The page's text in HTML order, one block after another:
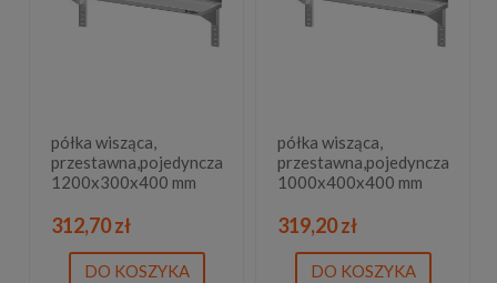
półka wisząca,
przestawna,pojedyncza
1200x300x400 mm
312,70 zł
DO KOSZYKA
półka wisząca,
przestawna,pojedyncza
1000x400x400 mm
319,20 zł
DO KOSZYKA